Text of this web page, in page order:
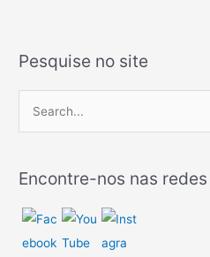
Pesquise no site
q
u
Encontre-nos nas redes